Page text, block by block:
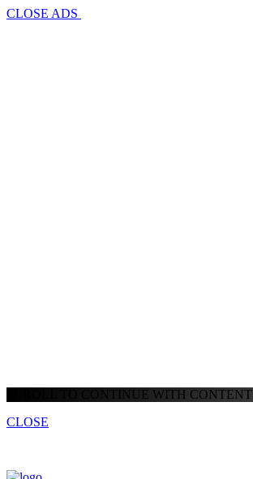
CLOSE ADS
SCROLL TO CONTINUE WITH CONTENT
CLOSE